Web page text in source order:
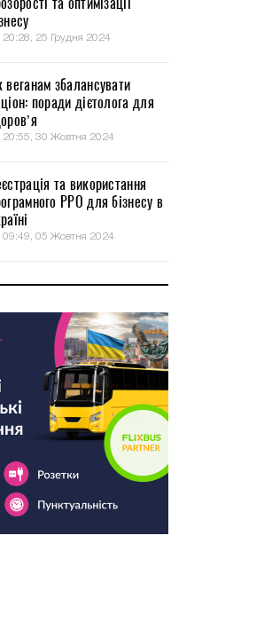
20:28, 25 Грудня 2024
веганам збалансувати
поради дієтолога для
20:55, 30 Жовтня 2024
та використання
РРО для бізнесу в
09:49, 05 Жовтня 2024